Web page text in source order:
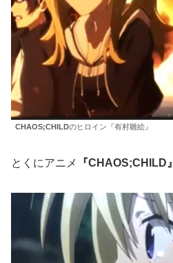
CHAOS;CHILDのヒロイン『有村雛絵』
とくにアニメ 『CHAOS;CHILD』